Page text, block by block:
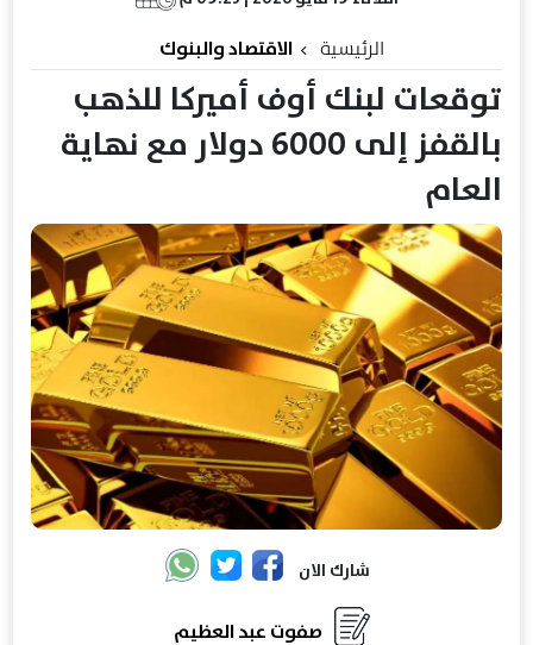
الرئيسية الاقتصاد والبنوك
توقعات لبنك أوف أميركا للذهب
بالقفز إلى 6000 دولار مع نهاية
العام
شارك الان
صفوت عبد العظيم